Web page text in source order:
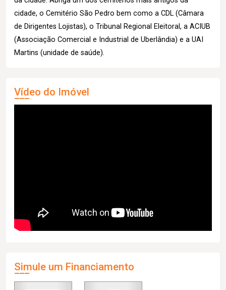
cidade, o Cemitério São Pedro bem como a CDL (Câmara
de Dirigentes Lojistas), o Tribunal Regional Eleitoral, a ACIUB
(Associação Comercial e Industrial de Uberlândia) e a UAI
Martins (unidade de saúde).
Vídeo do Imóvel
Simule um Financiamento